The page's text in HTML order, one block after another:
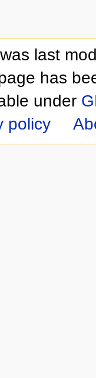
last
has
under
policy